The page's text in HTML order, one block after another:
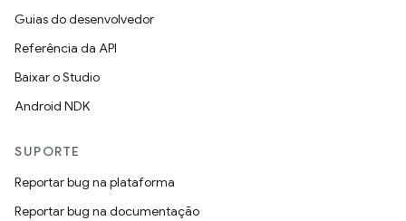
Guias do desenvolvedor
Referência da API
Baixar o Studio
Android NDK
SUPORTE
Reportar bug na plataforma
Reportar bug na documentação